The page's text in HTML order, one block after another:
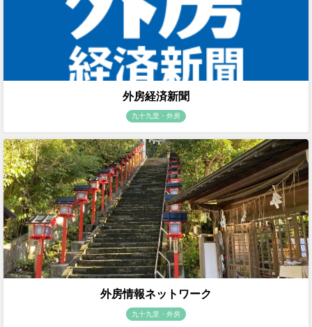
外房経済新聞
九十九里・外房
外房情報ネットワーク
九十九里・外房